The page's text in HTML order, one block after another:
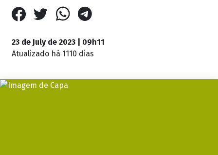
23 de July de 2023 | 09h11
Atualizado há 1110 dias